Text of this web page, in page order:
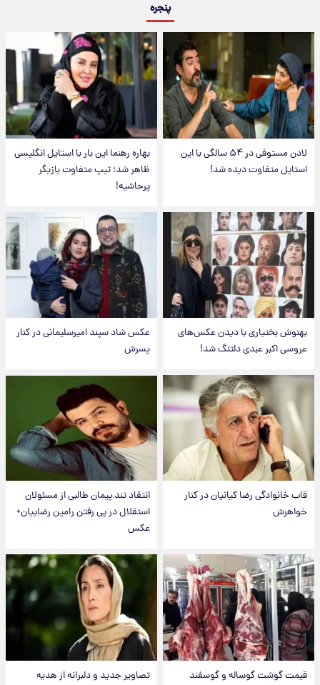
پنجره
لادن مستوفی در ۵۴ سالگی با این
استایل متفاوت دیده شد!
بهاره رهنما این بار با استایل انگلیسی
ظاهر شد؛ تیپ متفاوت بازیگر
پرحاشیه!
بهنوش بختیاری با دیدن عکس‌های
عروسی اکبر عبدی دلتنگ شد!
عکس شاد سپند امیرسلیمانی در کنار
پسرش
قاب خانوادگی رضا کیانیان در کنار
خواهرش
انتقاد تند پیمان طالبی از مسئولان
استقلال در پی رفتن رامین رضاییان+
عکس
قیمت گوشت گوساله و گوسفند
تصاویر جدید و دلبرانه از هدیه